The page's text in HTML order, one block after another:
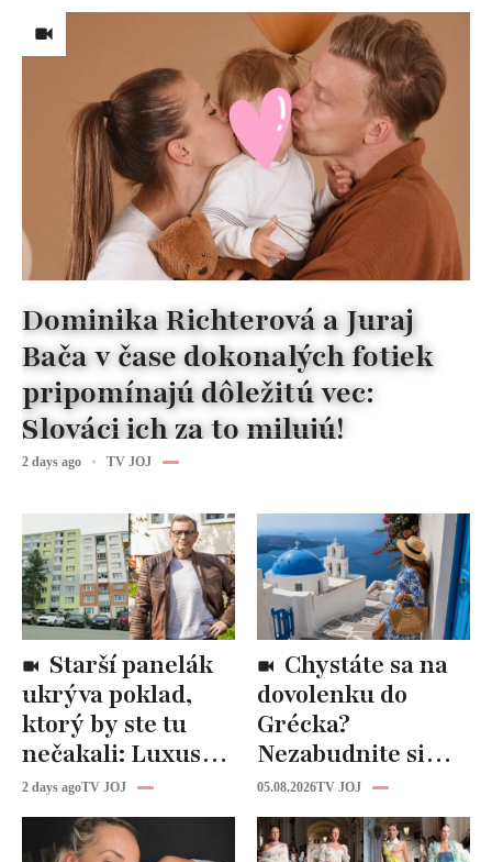
Dominika Richterová a Juraj
Bača v čase dokonalých fotiek
pripomínajú dôležitú vec:
Slováci ich za to milujú!
2 days ago TV JOJ
ukrýva poklad,
ktorý by ste tu
nečakali: Luxusná
kuchyňa aj
kúpeľňa ako z
novostavby!
2 days agoTV JOJ
dovolenku do
Grécka?
Nezabudnite si
odtiaľ uloviť tieto
štýlové kúsky
05.08.2026TV JOJ